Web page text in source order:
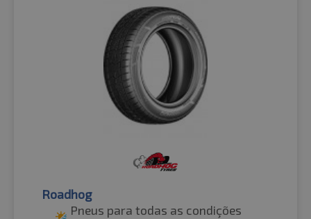
Roadhog
Pneus para todas as condições